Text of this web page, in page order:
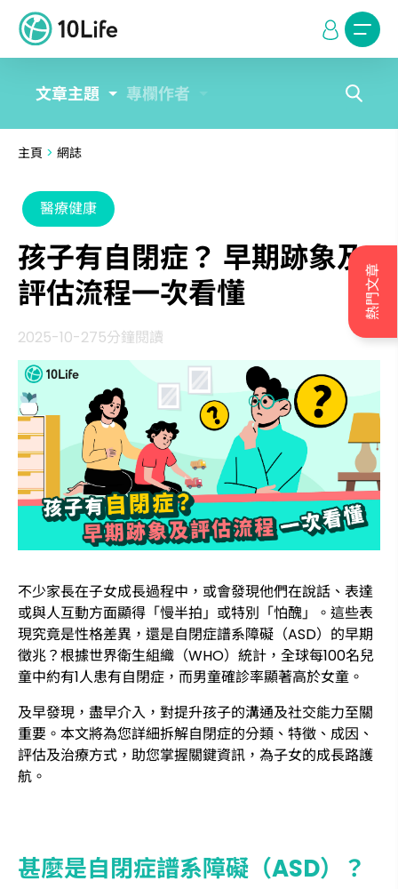
熱門文章
文章主題 專欄作者
主頁 > 網誌
醫療健康
孩子有自閉症？ 早期跡象及
評估流程一次看懂
2025-10-275分鐘閱讀
不少家長在子女成長過程中，或會發現他們在說話、表達
或與人互動方面顯得「慢半拍」或特別「怕醜」。這些表
現究竟是性格差異，還是自閉症譜系障礙（ASD）的早期
徵兆？根據世界衛生組織（WHO）統計，全球每100名兒
童中約有1人患有自閉症，而男童確診率顯著高於女童。
及早發現，盡早介入，對提升孩子的溝通及社交能力至關
重要。本文將為您詳細拆解自閉症的分類、特徵、成因、
評估及治療方式，助您掌握關鍵資訊，為子女的成長路護
航。
甚麼是自閉症譜系障礙（ASD）？